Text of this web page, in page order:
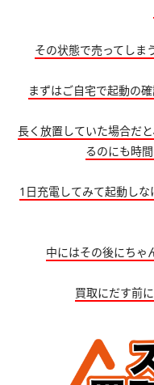
その状態で売ってしま
まずはご自宅で起動の
長く放置していた場合だ
るのにも時
1日充電してみて起動し
中にはその後にちゃ
買取にだす前